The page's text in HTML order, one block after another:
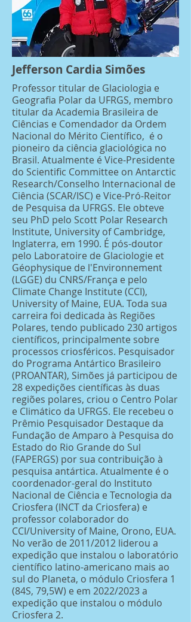
Jefferson Cardia Simões
Professor titular de Glaciologia e
Geografia Polar da UFRGS, membro
titular da Academia Brasileira de
Ciências e Comendador da Ordem
Nacional do Mérito Científico, é o
pioneiro da ciência glaciológica no
Brasil. Atualmente é Vice-Presidente
do Scientific Committee on Antarctic
Research/Conselho Internacional de
Ciência (SCAR/ISC) e Vice-Pró-Reitor
de Pesquisa da UFRGS. Ele obteve
seu PhD pelo Scott Polar Research
Institute, University of Cambridge,
Inglaterra, em 1990. É pós-doutor
pelo Laboratoire de Glaciologie et
Géophysique de l'Environnement
(LGGE) du CNRS/França e pelo
Climate Change Institute (CCI),
University of Maine, EUA. Toda sua
carreira foi dedicada às Regiões
Polares, tendo publicado 230 artigos
científicos, principalmente sobre
processos criosféricos. Pesquisador
do Programa Antártico Brasileiro
(PROANTAR), Simões já participou de
28 expedições científicas às duas
regiões polares, criou o Centro Polar
e Climático da UFRGS. Ele recebeu o
Prêmio Pesquisador Destaque da
Fundação de Amparo à Pesquisa do
Estado do Rio Grande do Sul
(FAPERGS) por sua contribuição à
pesquisa antártica. Atualmente é o
coordenador-geral do Instituto
Nacional de Ciência e Tecnologia da
Criosfera (INCT da Criosfera) e
professor colaborador do
CCI/University of Maine, Orono, EUA.
No verão de 2011/2012 liderou a
expedição que instalou o laboratório
científico latino-americano mais ao
sul do Planeta, o módulo Criosfera 1
(84S, 79,5W) e em 2022/2023 a
expedição que instalou o módulo
Criosfera 2.